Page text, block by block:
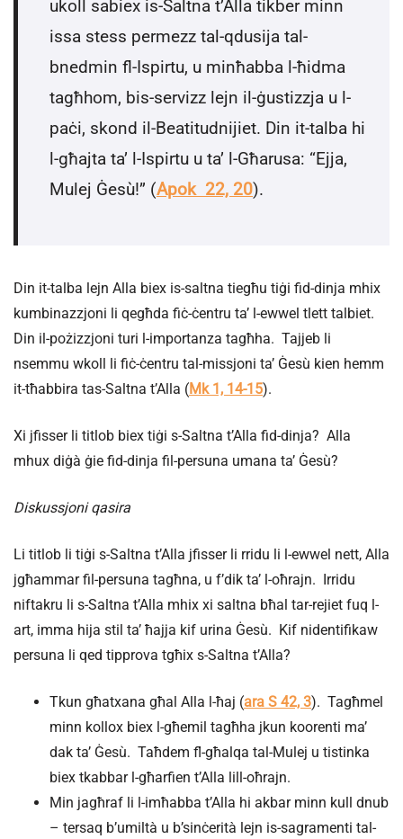
ukoll sabiex is-Saltna t’Alla tikber minn
issa stess permezz tal-qdusija tal-
bnedmin fl-Ispirtu, u minħabba l-ħidma
tagħhom, bis-servizz lejn il-ġustizzja u l-
paċi, skond il-Beatitudnijiet. Din it-talba hi
l-għajta ta’ l-Ispirtu u ta’ l-Għarusa: “Ejja,
Mulej Ġesù!” (Apok 22, 20).
Din it-talba lejn Alla biex is-saltna tiegħu tiġi fid-dinja mhix
kumbinazzjoni li qegħda fiċ-ċentru ta’ l-ewwel tlett talbiet.
Din il-pożizzjoni turi l-importanza tagħha. Tajjeb li
nsemmu wkoll li fiċ-ċentru tal-missjoni ta’ Ġesù kien hemm
it-tħabbira tas-Saltna t’Alla (Mk 1, 14-15).
Xi jfisser li titlob biex tiġi s-Saltna t’Alla fid-dinja? Alla
mhux diġà ġie fid-dinja fil-persuna umana ta’ Ġesù?
Diskussjoni qasira
Li titlob li tiġi s-Saltna t’Alla jfisser li rridu li l-ewwel nett, Alla
jgħammar fil-persuna tagħna, u f’dik ta’ l-oħrajn. Irridu
niftakru li s-Saltna t’Alla mhix xi saltna bħal tar-rejiet fuq l-
art, imma hija stil ta’ ħajja kif urina Ġesù. Kif nidentifikaw
persuna li qed tipprova tgħix s-Saltna t’Alla?
Tkun għatxana għal Alla l-ħaj (ara S 42, 3). Tagħmel
minn kollox biex l-għemil tagħha jkun koorenti ma’
dak ta’ Ġesù. Taħdem fl-għalqa tal-Mulej u tistinka
biex tkabbar l-għarfien t’Alla lill-oħrajn.
Min jagħraf li l-imħabba t’Alla hi akbar minn kull dnub
– tersaq b’umiltà u b’sinċerità lejn is-sagramenti tal-